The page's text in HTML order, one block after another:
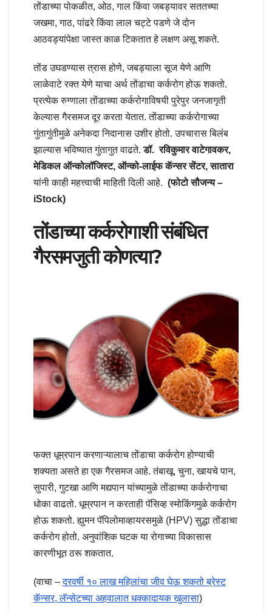
तोंडाच्या पोकळीत, ओठ, गाल किंवा जबड्यावर सततच्या
जखमा, गाठ, पांढरे किंवा लाल चट्टे पडणे जे दोन
आठवड्यांपेक्षा जास्त काळ टिकतात हे लक्षण असू शकते.
तोंड उघडण्यास त्रास होणे, जबड्याला सूज येणे आणि
लाळेवाटे रक्त येणे याचा अर्थ तोंडाचा कर्करोग होऊ शकतो.
प्रत्येक रुग्णाला तोंडाच्या कर्करोगाविषयी पुरेपुर जनजागृती
केल्यास गैरसमज दूर करता येतात. तोंडाच्या कर्करोगाच्या
गुंतागुंतीमुळे अनेकदा निदानास उशीर होतो. उपचारास बिलंब
झाल्यास भविष्यात गुंतागुत वाढते.डॉ. रविकुमार वाटेगावकर,
मेडिकल ऑन्कोलॉजिस्ट, ऑन्को-लाईफ कॅन्सर सेंटर, सातारा
यांनी काही महत्त्वाची माहिती दिली आहे. (फोटो सौजन्य –
iStock)
तोंडाच्या कर्करोगाशी संबंधित
गैरसमजुती कोणत्या?
फक्त धूम्रपान करणाऱ्यालाच तोंडाचा कर्करोग होण्याची
शक्यता असते हा एक गैरसमज आहे. तंबाखू, चुना, खायचे पान,
सुपारी, गुटखा आणि मद्यपान यांच्यामुळे तोंडाच्या कर्करोगाचा
धोका वाढतो. धूम्रपान न करताही पॅसिव्ह स्मोकिंगमुळे कर्करोग
होऊ शकतो. ह्युमन पॅपिलोमाव्हायरसमुळे (HPV) सुद्धा तोंडाचा
कर्करोग होतो. अनुवांशिक घटक या रोगाच्या विकासास
कारणीभूत ठरू शकतात.
(वाचा –दरवर्षी १० लाख महिलांचा जीव घेऊ शकतो ब्रेस्ट
कॅन्सर, लॅन्सेटच्या अहवालात धक्कादायक खुलासा)